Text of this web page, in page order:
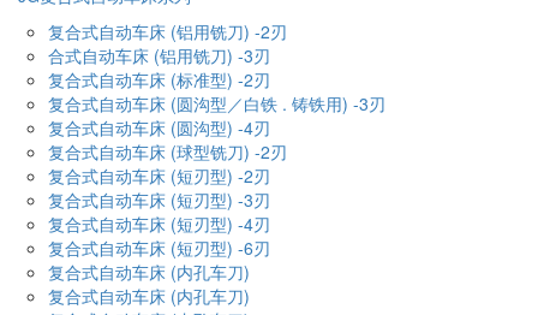
复合式自动车床 (铝用铣刀) -2刃
合式自动车床 (铝用铣刀) -3刃
复合式自动车床 (标准型) -2刃
复合式自动车床 (圆沟型／白铁 . 铸铁用) -3刃
复合式自动车床 (圆沟型) -4刃
复合式自动车床 (球型铣刀) -2刃
复合式自动车床 (短刃型) -2刃
复合式自动车床 (短刃型) -3刃
复合式自动车床 (短刃型) -4刃
复合式自动车床 (短刃型) -6刃
复合式自动车床 (内孔车刀)
复合式自动车床 (内孔车刀)